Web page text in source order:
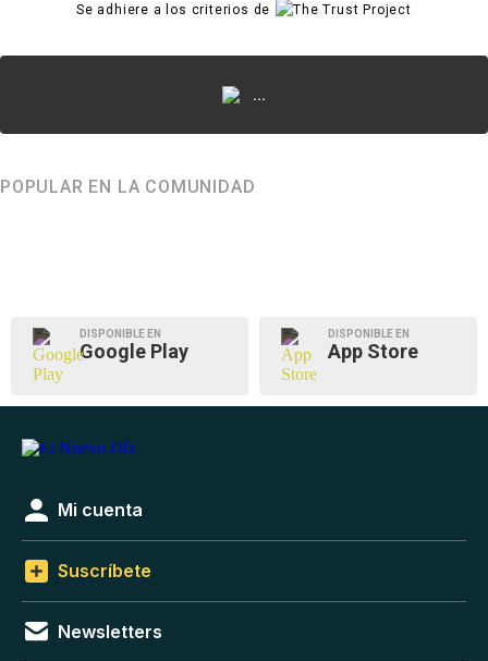
Se adhiere a los criterios de
...
POPULAR EN LA COMUNIDAD
DISPONIBLE EN
Google Play
DISPONIBLE EN
App Store
Mi cuenta
Suscríbete
Newsletters